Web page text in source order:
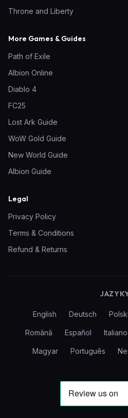
Throne and Liberty
More Games & Guides
Path of Exile
Albion Online
Diablo 4
FC25
Lost Ark Guide
WoW Gold Guide
New World Guide
Albion Guide
Legal
Privacy Policy
Terms & Conditions
Refund & Returns
English Deutsch Polski
Română Español Italiano
Magyar Português